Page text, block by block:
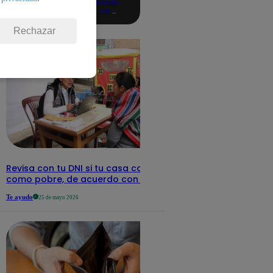
consultando
con tu DNI:
detalles
Revisa con tu DNI si tu casa califica
como pobre, de acuerdo con el Sisfoh
Te ayudo 25 de mayo 2026
Rechazar